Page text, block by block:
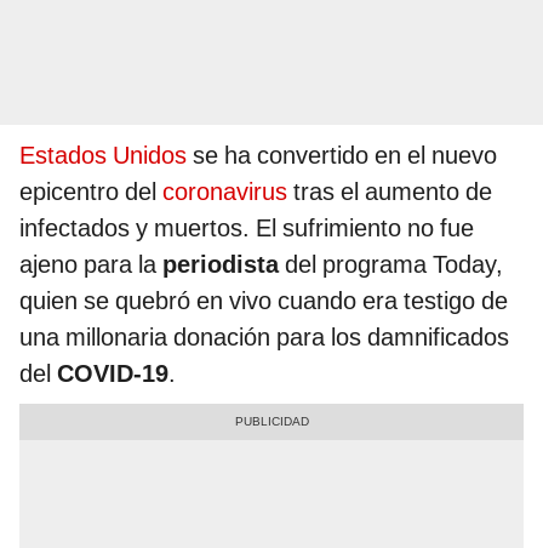
Estados Unidos se ha convertido en el nuevo
epicentro del coronavirus tras el aumento de
infectados y muertos. El sufrimiento no fue
ajeno para la periodistadel programa Today,
quien se quebró en vivo cuando era testigo de
una millonaria donación para los damnificados
del COVID-19.